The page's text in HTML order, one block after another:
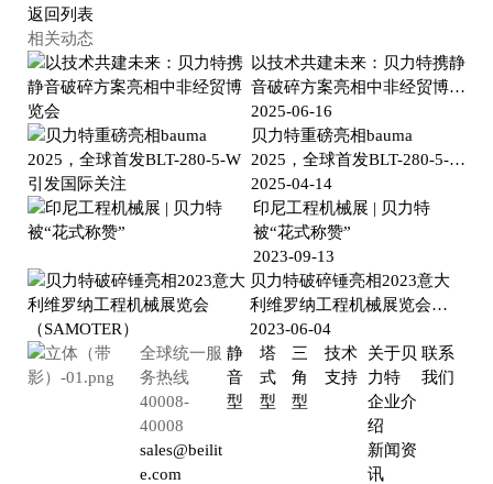
返回列表
相关动态
以技术共建未来：贝力特携静
音破碎方案亮相中非经贸博览
会
2025-06-16
贝力特重磅亮相bauma
2025，全球首发BLT-280-5-W
引发国际关注
2025-04-14
印尼工程机械展 | 贝力特
被“花式称赞”
2023-09-13
贝力特破碎锤亮相2023意大
利维罗纳工程机械展览会
（SAMOTER）
2023-06-04
全球统一服
务热线
40008-
40008
sales@beilit
e.com
静
音
型
塔
式
型
三
角
型
技术
支持
关于贝
力特
企业介
绍
新闻资
讯
联系
我们